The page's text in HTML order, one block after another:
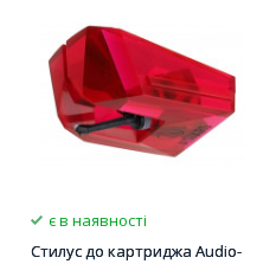
є в наявності
Стилус до картриджа Audio-